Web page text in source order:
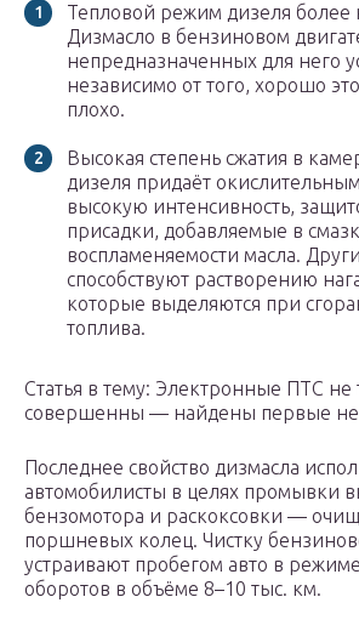
Тепловой режим дизеля
Дизмасло в бензиновом
непредназначенных для него
независимо от того, хорошо
плохо.
Высокая степень сжатия в
дизеля придаёт
высокую интенсивность,
присадки, добавляемые в
воспламеняемости масла.
способствуют растворению
которые выделяются при
топлива.
Статья в тему: Электронные ПТС не
совершенны — найдены первые
Последнее свойство дизмасла
автомобилисты в целях промывки
бензомотора и раскоксовки —
поршневых колец. Чистку
устраивают пробегом авто в
оборотов в объёме 8–10 тыс. км.